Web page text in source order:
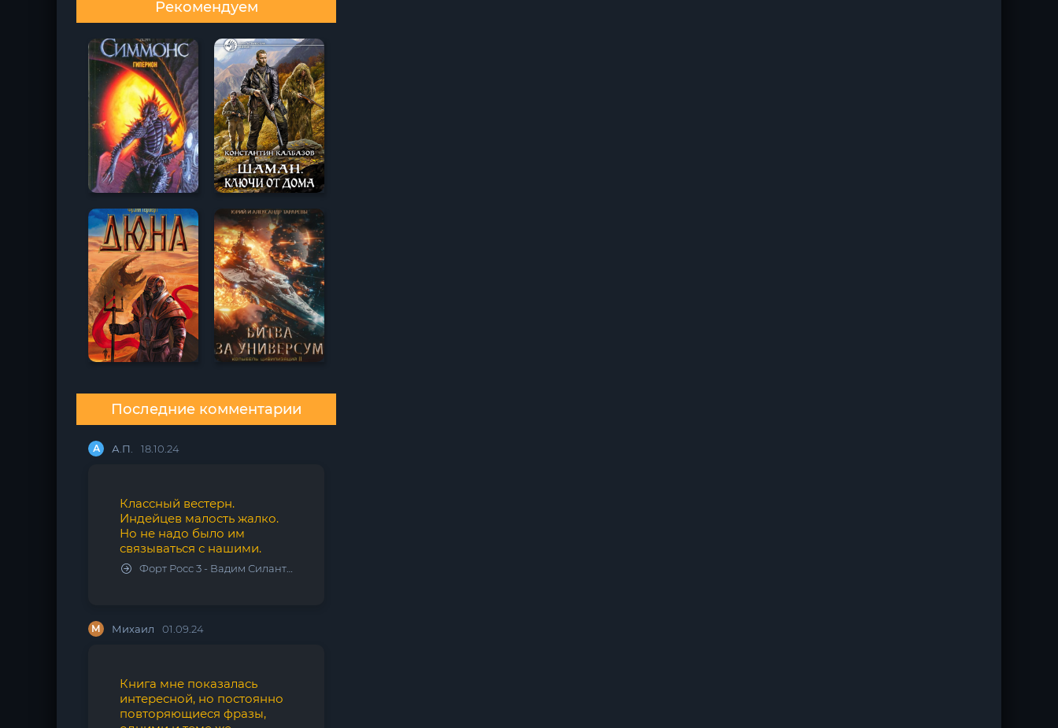
Рекомендуем
Последние комментарии
А А.П. 18.10.24
Классный вестерн.
Индейцев малость жалко.
Но не надо было им
связываться с нашими.
Форт Росс 3 - Вадим Силантьев
М Михаил 01.09.24
Книга мне показалась
интересной, но постоянно
повторяющиеся фразы,